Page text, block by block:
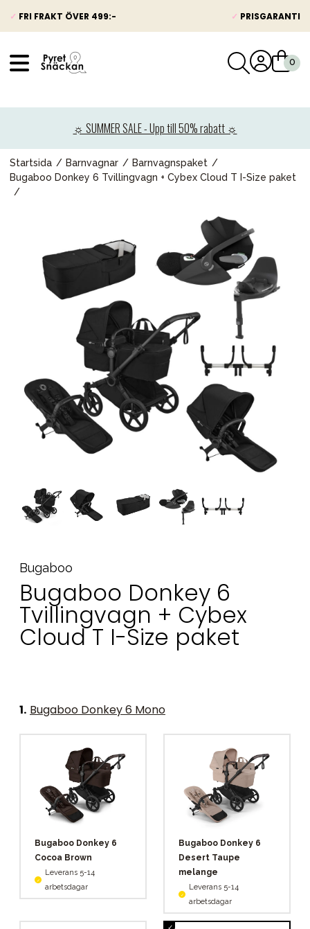
✓ FRI FRAKT ÖVER 499:- ✓ PRISGARANTI
☼ SUMMER SALE - Upp till 50% rabatt ☼
Startsida Barnvagnar
Barnvagnspaket
Bugaboo Donkey 6 Tvillingvagn + Cybex Cloud T I-Size paket
Bugaboo
Bugaboo Donkey 6
Tvillingvagn + Cybex
Cloud T I-Size paket
1. Bugaboo Donkey 6 Mono
Bugaboo Donkey 6
Cocoa Brown
Leverans 5-14
arbetsdagar
Bugaboo Donkey 6
Desert Taupe
melange
Leverans 5-14
arbetsdagar
Barnvagnar
Bilbarnstolar
Leksaker
Förälder
Möbler & bädd
Tillbehör
Reservdelar
Kampanjer
Presenttips
Våra favoriter
Varumärken
Sol och bad Outlet
Guider